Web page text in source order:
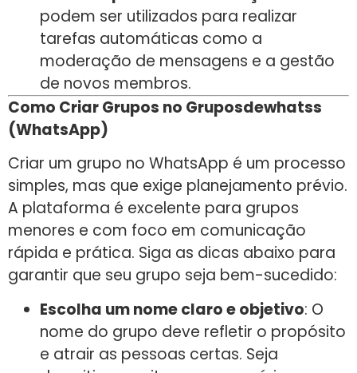
podem ser utilizados para realizar
tarefas automáticas como a
moderação de mensagens e a gestão
de novos membros.
Como Criar Grupos no Gruposdewhatss
(WhatsApp)
Criar um grupo no WhatsApp é um processo
simples, mas que exige planejamento prévio.
A plataforma é excelente para grupos
menores e com foco em comunicação
rápida e prática. Siga as dicas abaixo para
garantir que seu grupo seja bem-sucedido:
Escolha um nome claro e objetivo: O
nome do grupo deve refletir o propósito
e atrair as pessoas certas. Seja